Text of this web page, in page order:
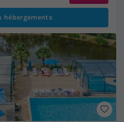
hébergements